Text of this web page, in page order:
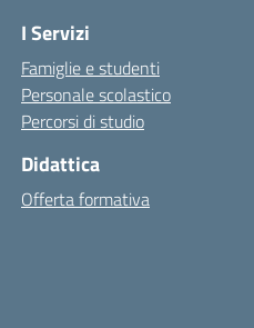
I Servizi
Famiglie e studenti
Personale scolastico
Percorsi di studio
Didattica
Offerta formativa